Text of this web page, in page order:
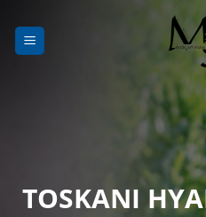
đến
nội
TOSKANI